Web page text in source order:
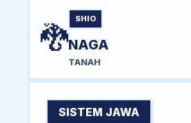
🐉
SHIO
NAGA
TANAH
SISTEM JAWA